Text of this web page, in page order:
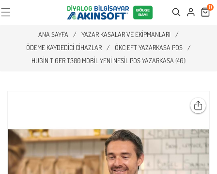
Search Cart
0
ANA SAYFA / YAZAR KASALAR VE EKIPMANLARI
/
ÖDEME KAYDEDICI CIHAZLAR / ÖKC EFT YAZARKASA POS /
HUGIN TIGER T300 MOBIL YENI NESIL POS YAZARKASA (4G)